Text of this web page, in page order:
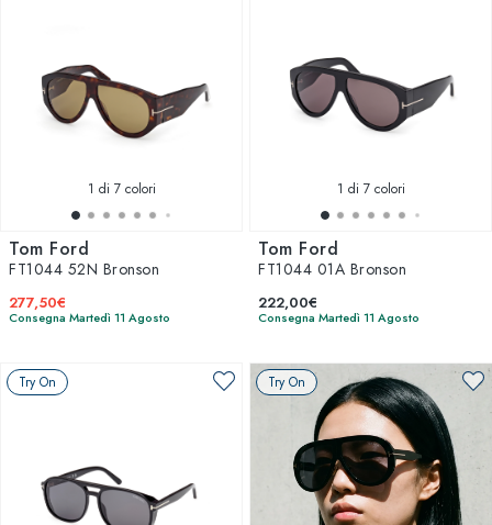
1 di 7 colori
Tom Ford
FT1044 52N Bronson
277,50€
Consegna Martedì 11 Agosto
1 di 7 colori
Tom Ford
FT1044 01A Bronson
222,00€
Consegna Martedì 11 Agosto
Try On Try On